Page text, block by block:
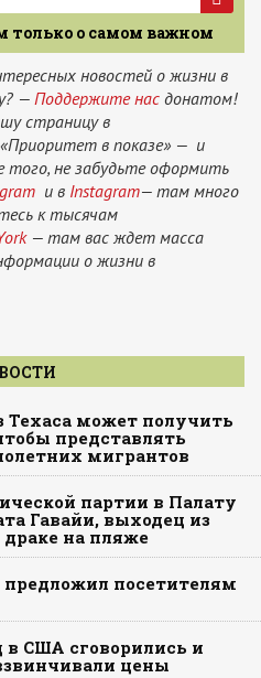
о самом важном
новостей о жизни в
— Поддержите нас донатом!
страницу в
в показе» — и
того, не забудьте оформить
и в Instagram— там много
к тысячам
— там вас ждет масса
о жизни в
может получить
представлять
мигрантов
партии в Палату
Гавайи, выходец из
на пляже
посетителям
в США сговорились и
цены